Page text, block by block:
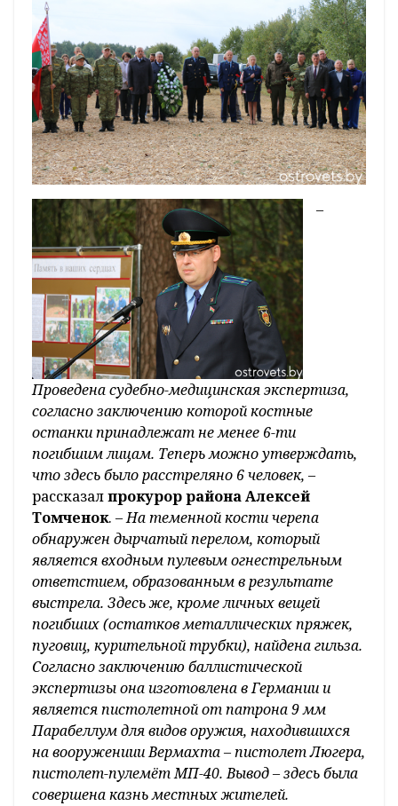
–
Проведена судебно-медицинская экспертиза,
согласно заключению которой костные
останки принадлежат не менее 6-ти
погибшим лицам. Теперь можно утверждать,
что здесь было расстреляно 6 человек, –
рассказалпрокурор района Алексей
Томченок. –На теменной кости черепа
обнаружен дырчатый перелом, который
является входным пулевым огнестрельным
ответстием, образованным в результате
выстрела. Здесь же, кроме личных вещей
погибших (остатков металлических пряжек,
пуговиц, курительной трубки), найдена гильза.
Согласно заключению баллистической
экспертизы она изготовлена в Германии и
является пистолетной от патрона 9 мм
Парабеллум для видов оружия, находившихся
на вооружениии Вермахта – пистолет Люгера,
пистолет-пулемёт МП-40. Вывод – здесь была
совершена казнь местных жителей.